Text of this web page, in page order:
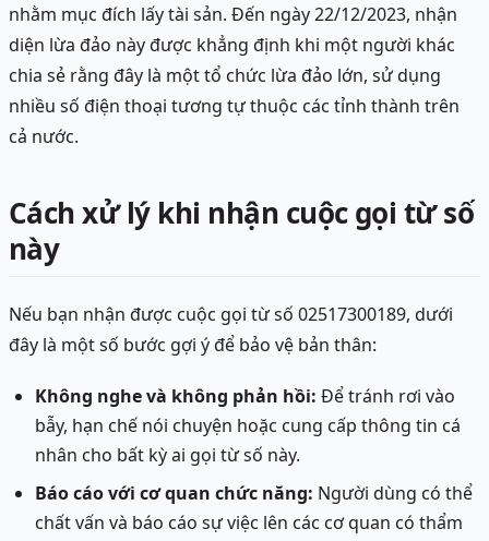
nhằm mục đích lấy tài sản. Đến ngày 22/12/2023, nhận
diện lừa đảo này được khẳng định khi một người khác
chia sẻ rằng đây là một tổ chức lừa đảo lớn, sử dụng
nhiều số điện thoại tương tự thuộc các tỉnh thành trên
cả nước.
Cách xử lý khi nhận cuộc gọi từ số
này
Nếu bạn nhận được cuộc gọi từ số 02517300189, dưới
đây là một số bước gợi ý để bảo vệ bản thân:
Không nghe và không phản hồi: Để tránh rơi vào
bẫy, hạn chế nói chuyện hoặc cung cấp thông tin cá
nhân cho bất kỳ ai gọi từ số này.
Báo cáo với cơ quan chức năng: Người dùng có thể
chất vấn và báo cáo sự việc lên các cơ quan có thẩm